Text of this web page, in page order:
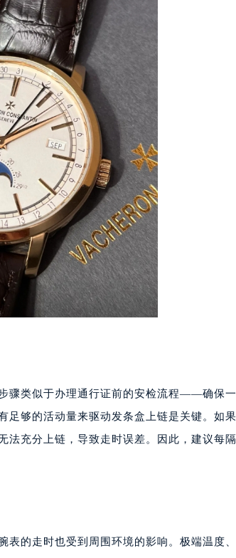
骤类似于办理通行证前的安检流程——确保
足够的活动量来驱动发条盒上链是关键。如
法充分上链，导致走时误差。因此，建议每
的走时也受到周围环境的影响。极端温度